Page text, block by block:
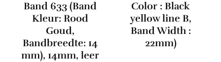
Band 633 (Band
Kleur: Rood
Goud,
Bandbreedte: 14
mm), 14mm, leer
Color : Black
yellow line B,
Band Width :
22mm)